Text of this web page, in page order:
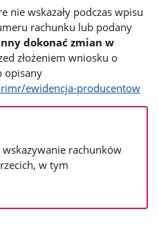
nie wskazały podczas wpisu
rachunku lub podany
dokonać zmian w
złożeniem wniosku o
opisany
ewidencja-producentow
rachunków
w tym